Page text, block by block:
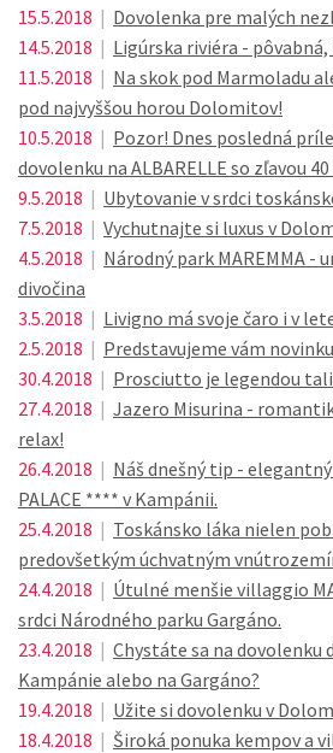
15.5.2018 | Dovolenka pre malých
14.5.2018 | Ligúrska riviéra - pôvabná,
11.5.2018 | Na skok pod Marmoladu
pod najvyššou horou Dolomitov!
10.5.2018 | Pozor! Dnes posledná
dovolenku na ALBARELLE so zľavou 40
9.5.2018 | Ubytovanie v srdci
7.5.2018 | Vychutnajte si luxus v
4.5.2018 | Národný park MAREMMA -
divočina
3.5.2018 | Livigno má svoje čaro i v
2.5.2018 | Predstavujeme vám
30.4.2018 | Prosciutto je legendou
27.4.2018 | Jazero Misurina -
relax!
26.4.2018 | Náš dnešný tip -
PALACE **** v Kampánii.
25.4.2018 | Toskánsko láka nielen
predovšetkým úchvatným
24.4.2018 | Útulné menšie villaggio
srdci Národného parku Gargáno.
23.4.2018 | Chystáte sa na dovolenku
Kampánie alebo na Gargáno?
19.4.2018 | Užite si dovolenku v
18.4.2018 | Široká ponuka kempov a